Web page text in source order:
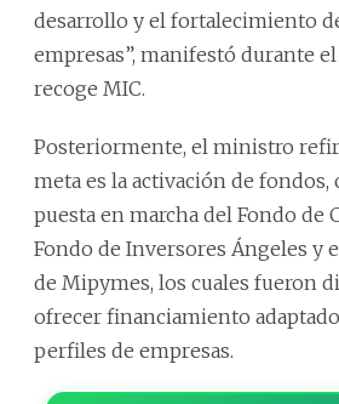
desarrollo y el fortalecimiento
empresas”, manifestó durante
recoge MIC.
Posteriormente, el ministro
meta es la activación de fondos,
puesta en marcha del Fondo de
Fondo de Inversores Ángeles y
de Mipymes, los cuales fueron
ofrecer financiamiento
perfiles de empresas.